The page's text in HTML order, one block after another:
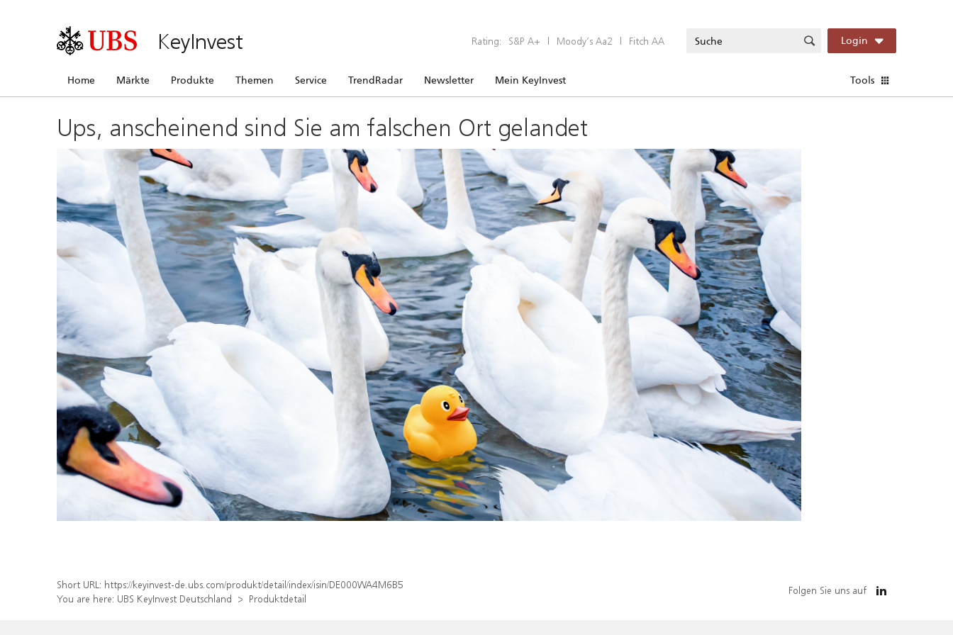
KeyInvest Rating: S&P A+ | Moody’s Aa2 | Fitch AA Login
Home Märkte Produkte Themen Service TrendRadar Newsletter Mein KeyInvest Tools
Ups, anscheinend sind Sie am falschen Ort gelandet
Short URL: https://keyinvest-de.ubs.com/produkt/detail/index/isin/DE000WA4M6B5
You are here: UBS KeyInvest Deutschland Produktdetail
Folgen Sie uns auf